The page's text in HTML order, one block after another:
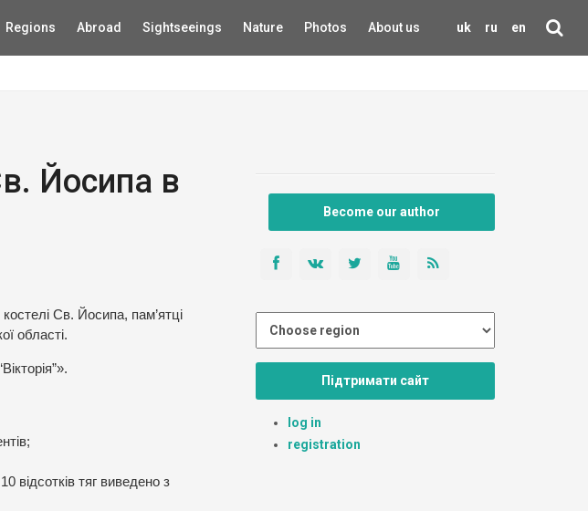
uk ru en
Regions Abroad Sightseeings Nature Photos About us
Йосипа в
Св. Йосипа, пам’ятці
області.
відсотків тяг виведено з
Become our author
Підтримати сайт
log in
registration